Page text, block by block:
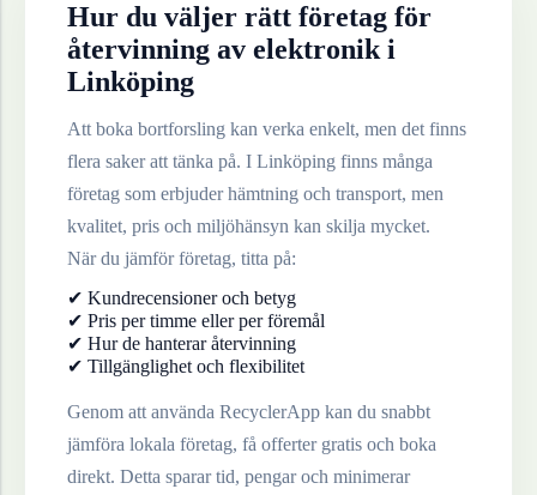
Hur du väljer rätt företag för
återvinning av elektroniki
Linköping
Att boka bortforsling kan verka enkelt, men det finns
flera saker att tänka på. I Linköping finns många
företag som erbjuder hämtning och transport, men
kvalitet, pris och miljöhänsyn kan skilja mycket.
När du jämför företag, titta på:
✔ Kundrecensioner och betyg
✔ Pris per timme eller per föremål
✔ Hur de hanterar återvinning
✔ Tillgänglighet och flexibilitet
Genom att använda RecyclerApp kan du snabbt
jämföra lokala företag, få offerter gratis och boka
direkt. Detta sparar tid, pengar och minimerar